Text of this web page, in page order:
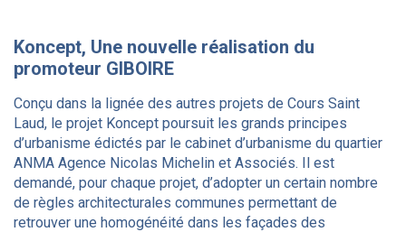
Koncept, Une nouvelle réalisation du
promoteur GIBOIRE
Conçu dans la lignée des autres projets de Cours Saint
Laud, le projet Koncept poursuit les grands principes
d’urbanisme édictés par le cabinet d’urbanisme du quartier
ANMA Agence Nicolas Michelin et Associés. Il est
demandé, pour chaque projet, d’adopter un certain nombre
de règles architecturales communes permettant de
retrouver une homogénéité dans les façades des